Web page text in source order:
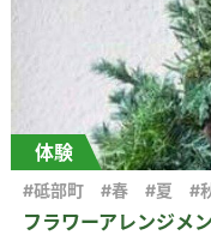
体験
フラワーアレンジメン
#砥部町 #春 #夏 #